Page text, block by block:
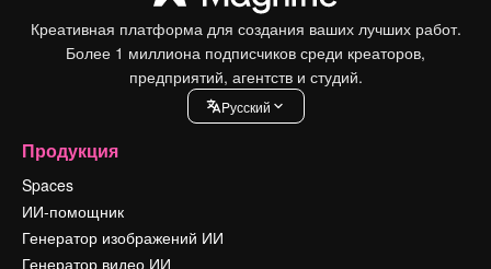
Креативная платформа для создания ваших лучших работ.
Более 1 миллиона подписчиков среди креаторов,
предприятий, агентств и студий.
Pусский
Продукция
Spaces
ИИ-помощник
Генератор изображений ИИ
Генератор видео ИИ